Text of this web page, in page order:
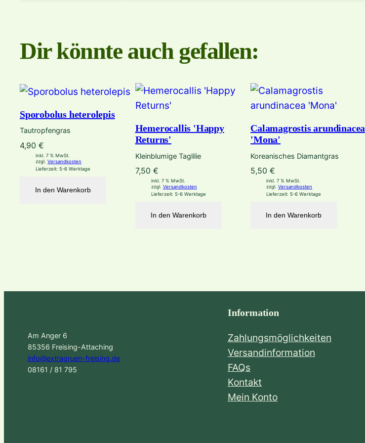
Dir könnte auch gefallen:
Sporobolus heterolepis
Tautropfengras
4,90 €
inkl. 7 % MwSt.
zzgl. Versandkosten
Lieferzeit: 5-6 Werktage
In den Warenkorb
Hemerocallis 'Happy
Returns'
Kleinblumige Taglilie
7,50 €
inkl. 7 % MwSt.
zzgl. Versandkosten
Lieferzeit: 5-6 Werktage
In den Warenkorb
Calamagrostis arundinacea
'Mona'
Koreanisches Diamantgras
5,50€
inkl. 7 % MwSt.
zzgl.Versandkosten
Lieferzeit:5-6 Werktage
In den Warenkorb
Am Anger 6
85356 Freising-Attaching
info@extragruen-freising.de
08161 / 81 795
Information
Zahlungsmöglichkeiten
Versandinformation
FAQs
Kontakt
Mein Konto